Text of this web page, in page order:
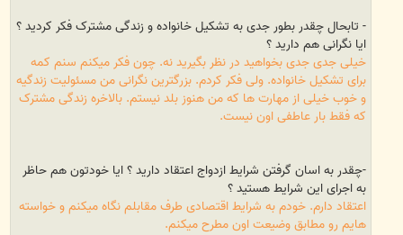
- تابحال چقدر بطور جدی به تشکیل خانواده و زندگی مشترک فکر کردید ؟
ایا نگرانی هم دارید ؟
خیلی جدی جدی بخواهید در نظر بگیرید نه. چون فکر میکنم سنم کمه
برای تشکیل خانواده. ولی فکر کردم. بزرگترین نگرانی من مسئولیت زندگیه
و خوب خیلی از مهارت ها که من هنوز بلد نیستم. بالاخره زندگی مشترک
که فقط بار عاطفی اون نیست.
-چقدر به اسان گرفتن شرایط ازدواج اعتقاد دارید ؟ ایا خودتون هم حاظر
به اجرای این شرایط هستید ؟
اعتقاد دارم. خودم به شرایط اقتصادی طرف مقابلم نگاه میکنم و خواسته
هایم رو مطابق وضیعت اون مطرح میکنم.